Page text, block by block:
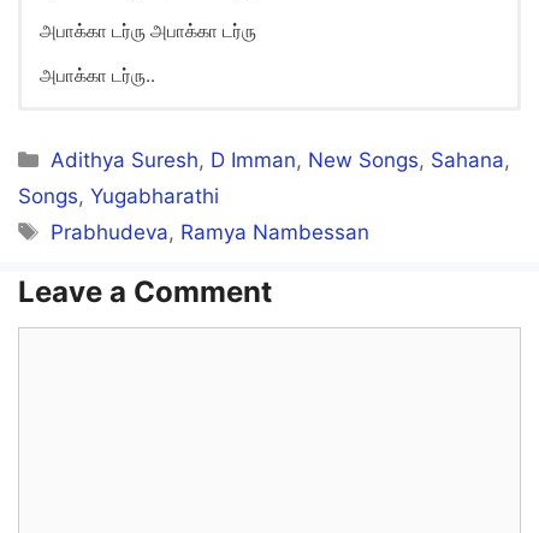
அபாக்கா டர்ரு அபாக்கா டர்ரு
அபாக்கா டர்ரு..
English
Abacca darru Abacca darru
Singam naa singila paaya poren
Seendinaalae! thaangamaatta
Categories
Adithya Suresh, D Imman, New Songs, Sahana,
Songs, Yugabharathi
Tags
Prabhudeva, Ramya Nambessan
Leave a Comment